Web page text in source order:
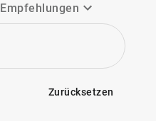
Empfehlungen
Zurücksetzen